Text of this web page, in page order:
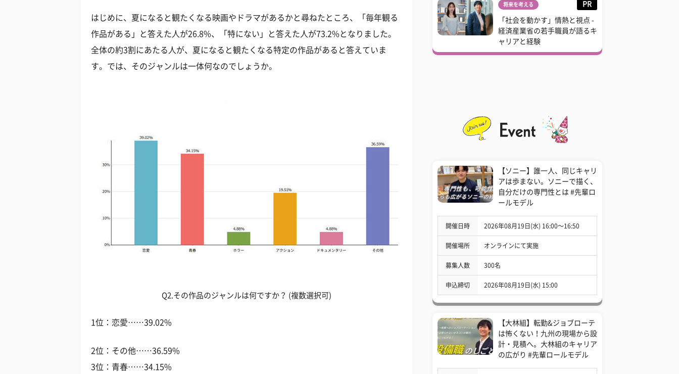
はじめに、夏になると観たくなる映画やドラマがあるかと尋ねたところ、「毎年観る
作品がある」と答えた人が26.8%、「特にない」と答えた人が73.2%となりました。
全体の約3割にあたる人が、夏になると観たくなる特定の作品があると答えていま
す。では、そのジャンルは一体何なのでしょうか。
Q2.その作品のジャンルは何ですか？ (複数選択可)
1位：恋愛……39.02%
2位：その他……36.59%
3位：青春……34.15%
将来を考える PR
「社会を動かす」情熱と視点 -
経済産業省の若手職員が語るキ
ャリアと経験
【ソニー】誰一人、同じキャリ
アは歩まない。ソニーで描く、
自分だけの専門性とは #先輩ロ
ールモデル
開催日時 2026年08月19日(水) 16:00〜16:50
開催場所 オンラインにて実施
募集人数 300名
申込締切 2026年08月19日(水) 15:00
【大林組】転勤&ジョブローテ
は怖くない！九州の現場から設
計・見積へ。大林組のキャリア
の広がり #先輩ロールモデル